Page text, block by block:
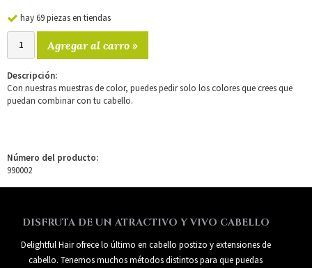
hay 69 piezas en tiendas
Agregar al carro »
Descripción:
Con nuestras muestras de color, puedes pedir solo los colores que crees que
puedan combinar con tu cabello.
Número del producto:
990002
DISFRUTA DE UN ATRACTIVO Y VIVO CABELLO
Delightful Hair ofrece lo último en cabello postizo y extensiones de
cabello. Tenemos muchos métodos distintos para que puedas